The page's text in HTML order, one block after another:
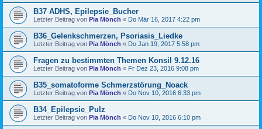
B37 ADHS, Epilepsie_Bucher
Letzter Beitrag von Pia Mönch « Do Mär 16, 2017 4:22 pm
B36_Gelenkschmerzen, Psoriasis_Liedke
Letzter Beitrag von Pia Mönch « Do Jan 19, 2017 5:58 pm
Fragen zu bestimmten Themen Konsil 9.12.16
Letzter Beitrag von Pia Mönch « Fr Dez 23, 2016 9:08 pm
B35_somatoforme Schmerzstörung_Noack
Letzter Beitrag von Pia Mönch « Do Nov 10, 2016 6:33 pm
B34_Epilepsie_Pulz
Letzter Beitrag von Pia Mönch « Do Nov 10, 2016 6:10 pm